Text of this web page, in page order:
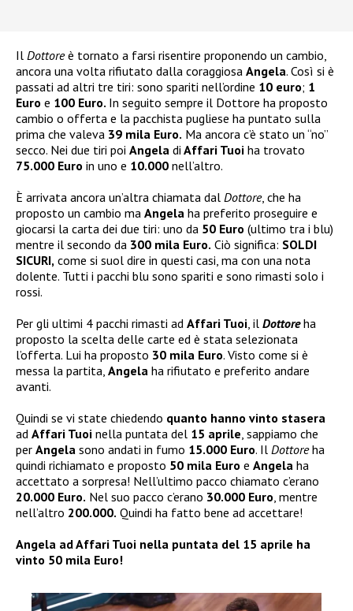
Il Dottoreè tornato a farsi risentire proponendo un cambio,
ancora una volta rifiutato dalla coraggiosa Angela. Così si è
passati ad altri tre tiri: sono spariti nell’ordine 10 euro; 1
Euro e 100 Euro. In seguito sempre il Dottore ha proposto
cambio o offerta e la pacchista pugliese ha puntato sulla
prima che valeva 39 mila Euro. Ma ancora c’è stato un “no”
secco. Nei due tiri poi Angela di Affari Tuoi ha trovato
75.000 Euro in uno e 10.000 nell’altro.
È arrivata ancora un’altra chiamata dal Dottore, che ha
proposto un cambio ma Angela ha preferito proseguire e
giocarsi la carta dei due tiri: uno da 50 Euro (ultimo tra i blu)
mentre il secondo da 300 mila Euro. Ciò significa: SOLDI
SICURI, come si suol dire in questi casi, ma con una nota
dolente. Tutti i pacchi blu sono spariti e sono rimasti solo i
rossi.
Per gli ultimi 4 pacchi rimasti ad Affari Tuoi , il Dottoreha
proposto la scelta delle carte ed è stata selezionata
l’offerta. Lui ha proposto 30 mila Euro. Visto come si è
messa la partita, Angela ha rifiutato e preferito andare
avanti.
Quindi se vi state chiedendo quanto hanno vinto stasera
ad Affari Tuoi nella puntata del 15 aprile , sappiamo che
per Angela sono andati in fumo 15.000 Euro. Il Dottoreha
quindi richiamato e proposto 50 mila Euro e Angela ha
accettato a sorpresa! Nell’ultimo pacco chiamato c’erano
20.000 Euro. Nel suo pacco c’erano 30.000 Euro , mentre
nell’altro 200.000. Quindi ha fatto bene ad accettare!
Angela ad Affari Tuoi nella puntata del 15 aprile ha
vinto 50 mila Euro!